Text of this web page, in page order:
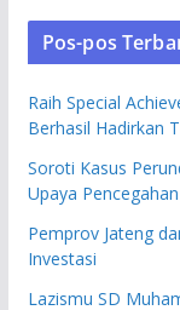
Pos-pos
Raih Special
Berhasil Hadirkan
Soroti Kasus
Upaya Pencegahan
Pemprov Jateng
Investasi
Lazismu SD